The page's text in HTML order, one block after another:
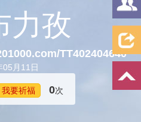
力孜
TT402404640
月11日
我要祈福 0次